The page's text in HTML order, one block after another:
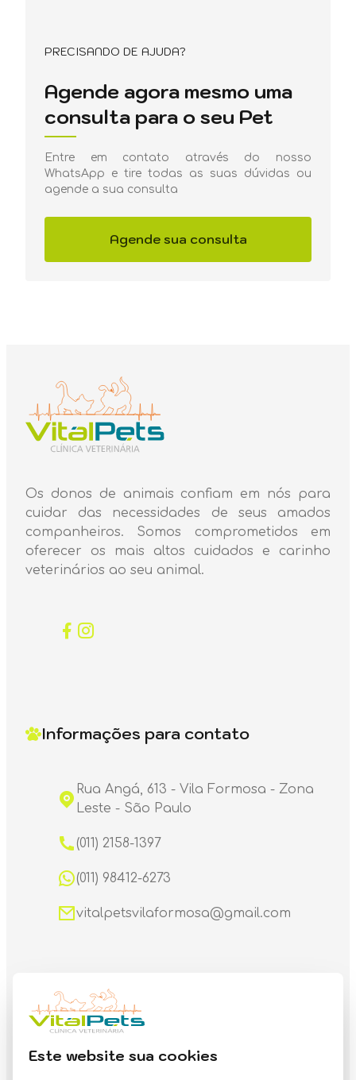
Este website sua cookies
PRECISANDO DE AJUDA?
Agende agora mesmo uma
consulta para o seu Pet
Entre em contato através do nosso
WhatsApp e tire todas as suas dúvidas ou
agende a sua consulta
Agende sua consulta
Os donos de animais confiam em nós para
cuidar das necessidades de seus amados
companheiros. Somos comprometidos em
oferecer os mais altos cuidados e carinho
veterinários ao seu animal.
Informações para contato
Rua Angá, 613 - Vila Formosa - Zona
Leste - São Paulo
(011) 2158-1397
(011) 98412-6273
vitalpetsvilaformosa@gmail.com
Horário de funcionamento
PetShop, Banho & Tosa: